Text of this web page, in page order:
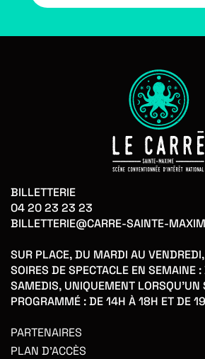
BILLETTERIE
04 20 23 23 23
BILLETTERIE@CARRE-SAINTE-
SUR PLACE, DU MARDI AU
SOIRES DE SPECTACLE EN SEMAINE
SAMEDIS, UNIQUEMENT LORSQU'UN
PROGRAMMÉ : DE 14H À 18H ET DE
PARTENAIRES
PLAN D'ACCÈS